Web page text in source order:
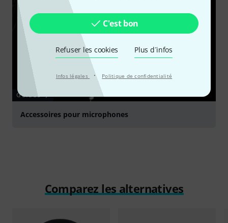
C'est bon
Refuser les cookies Plus d´infos
Infos légales · Politique de confidentialité
GUIDES
Accessoires pour microphones
Comparez les alternatives